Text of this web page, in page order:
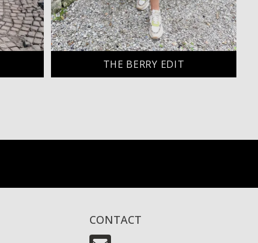
THE BERRY EDIT
CONTACT